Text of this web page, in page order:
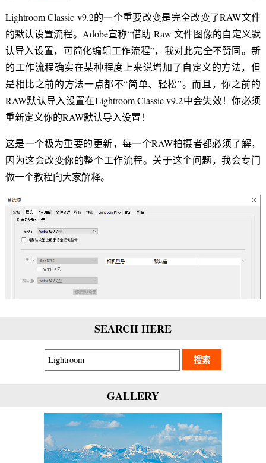
Lightroom Classic v9.2的一个重要改变是完全改变了RAW文件
的默认设置流程。Adobe宣称“借助 Raw 文件图像的自定义默
认导入设置，可简化编辑工作流程”，我对此完全不赞同。新
的工作流程确实在某种程度上来说增加了自定义的方法，但
是相比之前的方法一点都不“简单、轻松”。而且，你之前的
RAW默认导入设置在Lightroom Classic v9.2中会失效！你必须
重新定义你的RAW默认导入设置！
这是一个极为重要的更新，每一个RAW拍摄者都必须了解，
因为这会改变你的整个工作流程。关于这个问题，我会专门
做一个教程向大家解释。
SEARCH HERE
GALLERY